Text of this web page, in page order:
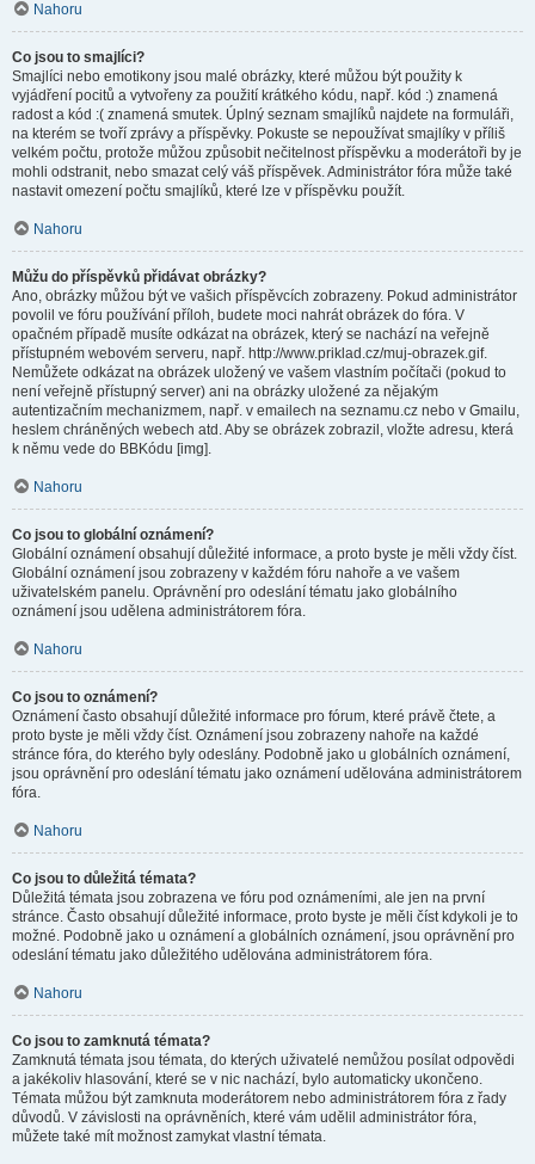
Nahoru
Co jsou to smajlíci?
Smajlíci nebo emotikony jsou malé obrázky, které můžou být použity k
vyjádření pocitů a vytvořeny za použití krátkého kódu, např. kód :) znamená
radost a kód :( znamená smutek. Úplný seznam smajlíků najdete na formuláři,
na kterém se tvoří zprávy a příspěvky. Pokuste se nepoužívat smajlíky v příliš
velkém počtu, protože můžou způsobit nečitelnost příspěvku a moderátoři by je
mohli odstranit, nebo smazat celý váš příspěvek. Administrátor fóra může také
nastavit omezení počtu smajlíků, které lze v příspěvku použít.
Nahoru
Můžu do příspěvků přidávat obrázky?
Ano, obrázky můžou být ve vašich příspěvcích zobrazeny. Pokud administrátor
povolil ve fóru používání příloh, budete moci nahrát obrázek do fóra. V
opačném případě musíte odkázat na obrázek, který se nachází na veřejně
přístupném webovém serveru, např. http://www.priklad.cz/muj-obrazek.gif.
Nemůžete odkázat na obrázek uložený ve vašem vlastním počítači (pokud to
není veřejně přístupný server) ani na obrázky uložené za nějakým
autentizačním mechanizmem, např. v emailech na seznamu.cz nebo v Gmailu,
heslem chráněných webech atd. Aby se obrázek zobrazil, vložte adresu, která
k němu vede do BBKódu [img].
Nahoru
Co jsou to globální oznámení?
Globální oznámení obsahují důležité informace, a proto byste je měli vždy číst.
Globální oznámení jsou zobrazeny v každém fóru nahoře a ve vašem
uživatelském panelu. Oprávnění pro odeslání tématu jako globálního
oznámení jsou udělena administrátorem fóra.
Nahoru
Co jsou to oznámení?
Oznámení často obsahují důležité informace pro fórum, které právě čtete, a
proto byste je měli vždy číst. Oznámení jsou zobrazeny nahoře na každé
stránce fóra, do kterého byly odeslány. Podobně jako u globálních oznámení,
jsou oprávnění pro odeslání tématu jako oznámení udělována administrátorem
fóra.
Nahoru
Co jsou to důležitá témata?
Důležitá témata jsou zobrazena ve fóru pod oznámeními, ale jen na první
stránce. Často obsahují důležité informace, proto byste je měli číst kdykoli je to
možné. Podobně jako u oznámení a globálních oznámení, jsou oprávnění pro
odeslání tématu jako důležitého udělována administrátorem fóra.
Nahoru
Co jsou to zamknutá témata?
Zamknutá témata jsou témata, do kterých uživatelé nemůžou posílat odpovědi
a jakékoliv hlasování, které se v nic nachází, bylo automaticky ukončeno.
Témata můžou být zamknuta moderátorem nebo administrátorem fóra z řady
důvodů. V závislosti na oprávněních, které vám udělil administrátor fóra,
můžete také mít možnost zamykat vlastní témata.